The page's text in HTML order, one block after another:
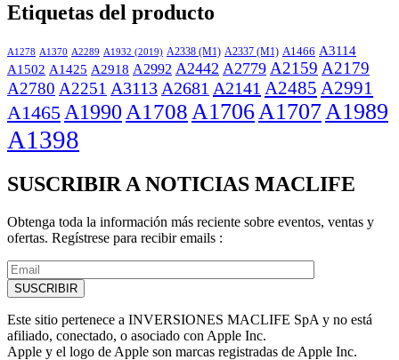
Etiquetas del producto
A1278 A1370 A2289 A1932 (2019) A2338 (M1) A2337 (M1) A1466 A3114
A1502 A1425 A2918 A2992 A2442 A2779 A2159 A2179
A2780 A2251 A3113 A2681 A2141 A2485 A2991
A1465 A1990 A1708A1706A1707A1989
A1398
SUSCRIBIR A NOTICIAS MACLIFE
Obtenga toda la información más reciente sobre eventos, ventas y
ofertas. Regístrese para recibir emails :
Este sitio pertenece a INVERSIONES MACLIFE SpA y no está
afiliado, conectado, o asociado con Apple Inc.
Apple y el logo de Apple son marcas registradas de Apple Inc.